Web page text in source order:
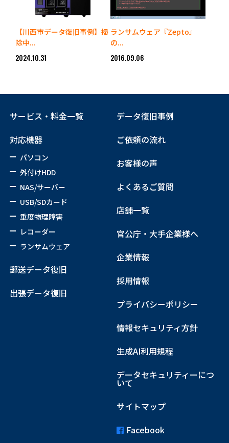
【川西市データ復旧事例】掃
除中...
2024.10.31
ランサムウェア『Zepto』
の...
2016.09.06
サービス・料金一覧
対応機器
パソコン
外付けHDD
NAS/サーバー
USB/SDカード
重度物理障害
レコーダー
ランサムウェア
郵送データ復旧
出張データ復旧
データ復旧事例
ご依頼の流れ
お客様の声
よくあるご質問
店舗一覧
官公庁・大手企業様へ
企業情報
採用情報
プライバシーポリシー
情報セキュリティ方針
生成AI利用規程
データセキュリティーにつ
いて
サイトマップ
Facebook